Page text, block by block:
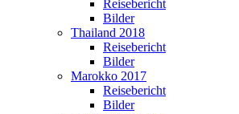
Reisebericht
Bilder
Thailand 2018
Reisebericht
Bilder
Marokko 2017
Reisebericht
Bilder